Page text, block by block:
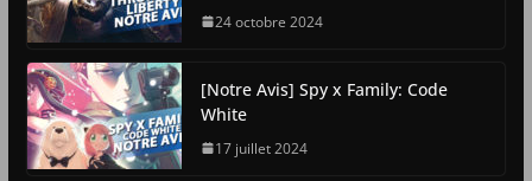
24 octobre 2024
[Notre Avis] Spy x Family: Code
White
17 juillet 2024